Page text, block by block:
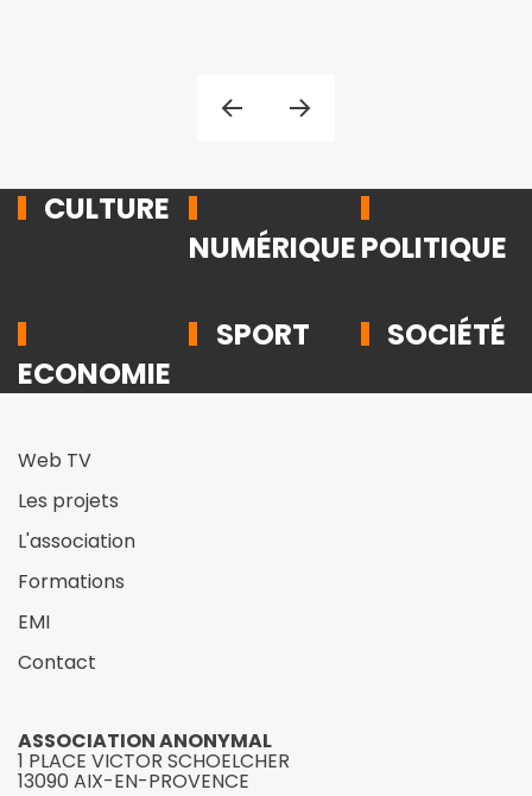
CULTURE
NUMÉRIQUEPOLITIQUE
ECONOMIE
SPORT SOCIÉTÉ
Web TV
Les projets
L'association
Formations
EMI
Contact
ASSOCIATION ANONYMAL
1 PLACE VICTOR SCHOELCHER
13090 AIX-EN-PROVENCE